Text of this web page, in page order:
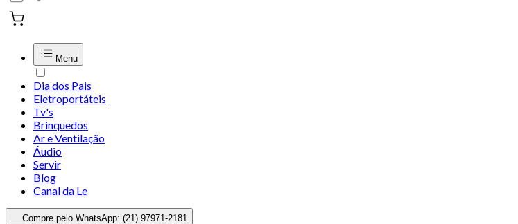
Menu
Dia dos Pais
Eletroportáteis
Tv's
Brinquedos
Ar e Ventilação
Áudio
Servir
Blog
Canal da Le
Compre pelo WhatsApp: (21) 97971-2181